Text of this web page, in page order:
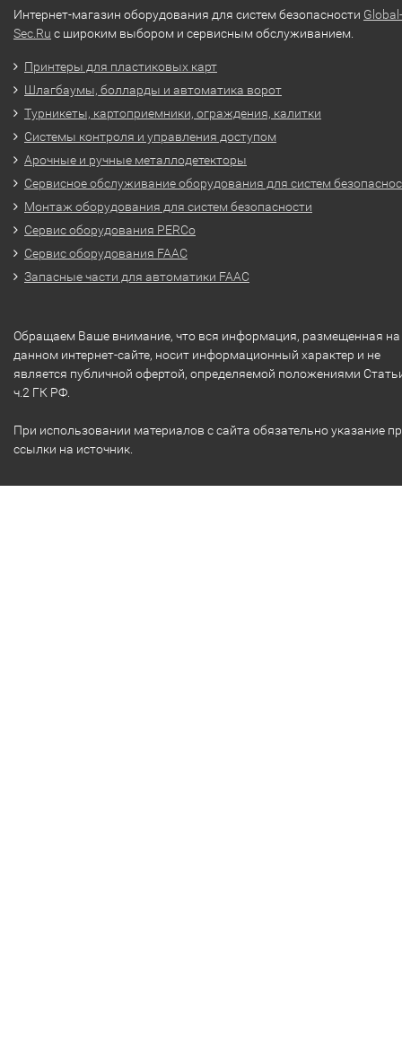
Интернет-магазин оборудования для систем безопасности Global-
Sec.Ru с широким выбором и сервисным обслуживанием.
Принтеры для пластиковых карт
Шлагбаумы, болларды и автоматика ворот
Турникеты, картоприемники, ограждения, калитки
Системы контроля и управления доступом
Арочные и ручные металлодетекторы
Сервисное обслуживание оборудования для систем
Монтаж оборудования для систем безопасности
Сервис оборудования PERCo
Сервис оборудования FAAC
Запасные части для автоматики FAAC
Обращаем Ваше внимание, что вся информация, размещенная на
данном интернет-сайте, носит информационный характер и не
является публичной офертой, определяемой положениями
ч.2 ГК РФ.
При использовании материалов с сайта обязательно указание
ссылки на источник.